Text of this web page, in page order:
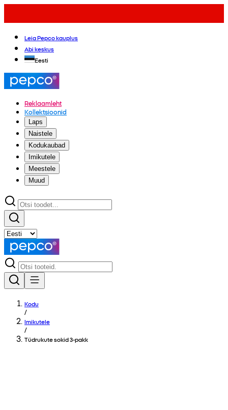
Leia Pepco kauplus
Abi keskus
Eesti
Reklaamleht
Kollektsioonid
Laps
Naistele
Kodukaubad
Imikutele
Meestele
Muud
Kodu
/
Imikutele
/
Tüdrukute sokid 3-pakk